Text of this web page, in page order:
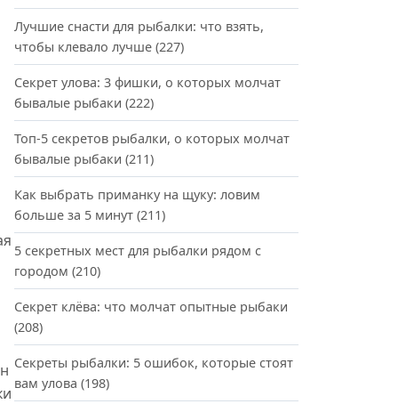
Лучшие снасти для рыбалки: что взять,
чтобы клевало лучше (227)
Секрет улова: 3 фишки, о которых молчат
бывалые рыбаки (222)
Топ-5 секретов рыбалки, о которых молчат
бывалые рыбаки (211)
Как выбрать приманку на щуку: ловим
больше за 5 минут (211)
5 секретных мест для рыбалки рядом с
городом (210)
Секрет клёва: что молчат опытные рыбаки
(208)
Секреты рыбалки: 5 ошибок, которые стоят
вам улова (198)